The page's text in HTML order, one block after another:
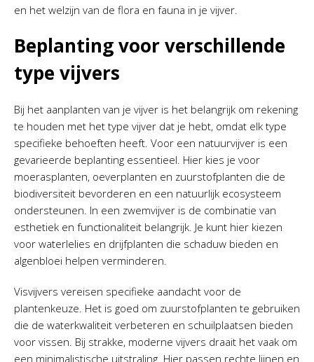
en het welzijn van de flora en fauna in je vijver.
Beplanting voor verschillende
type vijvers
Bij het aanplanten van je vijver is het belangrijk om rekening
te houden met het type vijver dat je hebt, omdat elk type
specifieke behoeften heeft. Voor een natuurvijver is een
gevarieerde beplanting essentieel. Hier kies je voor
moerasplanten, oeverplanten en zuurstofplanten die de
biodiversiteit bevorderen en een natuurlijk ecosysteem
ondersteunen. In een zwemvijver is de combinatie van
esthetiek en functionaliteit belangrijk. Je kunt hier kiezen
voor waterlelies en drijfplanten die schaduw bieden en
algenbloei helpen verminderen.
Visvijvers vereisen specifieke aandacht voor de
plantenkeuze. Het is goed om zuurstofplanten te gebruiken
die de waterkwaliteit verbeteren en schuilplaatsen bieden
voor vissen. Bij strakke, moderne vijvers draait het vaak om
een minimalistische uitstraling. Hier passen rechte lijnen en